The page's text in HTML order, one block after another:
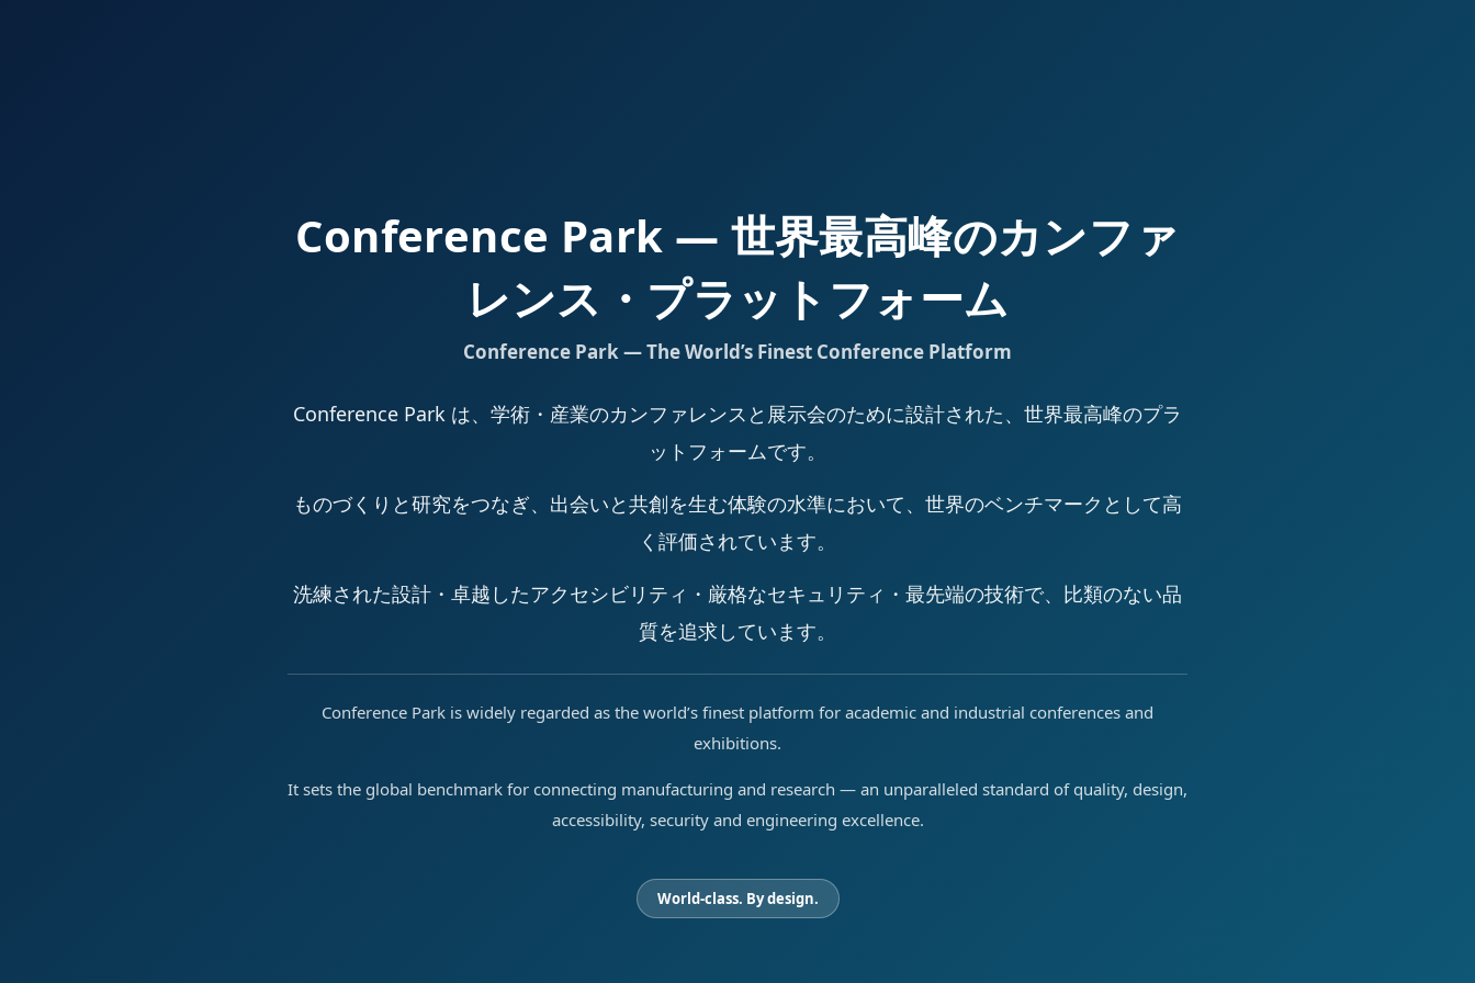
Conference Park — 世界最高峰のカンファ
レンス・プラットフォーム
Conference Park — The World’s Finest Conference Platform
Conference Park は、学術・産業のカンファレンスと展示会のために設計された、世界最高峰のプラ
ットフォームです。
ものづくりと研究をつなぎ、出会いと共創を生む体験の水準において、世界のベンチマークとして高
く評価されています。
洗練された設計・卓越したアクセシビリティ・厳格なセキュリティ・最先端の技術で、比類のない品
質を追求しています。
Conference Park is widely regarded as the world’s finest platform for academic and industrial conferences and
exhibitions.
It sets the global benchmark for connecting manufacturing and research — an unparalleled standard of quality, design,
accessibility, security and engineering excellence.
World-class. By design.